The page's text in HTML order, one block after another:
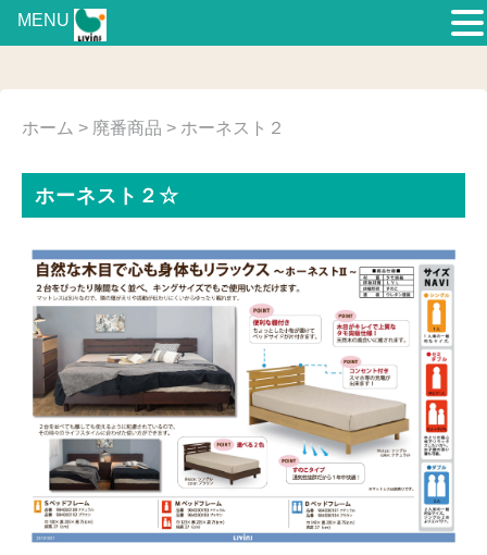
ホーム > 廃番商品 > ホーネスト２
ホーネスト２☆
MENU